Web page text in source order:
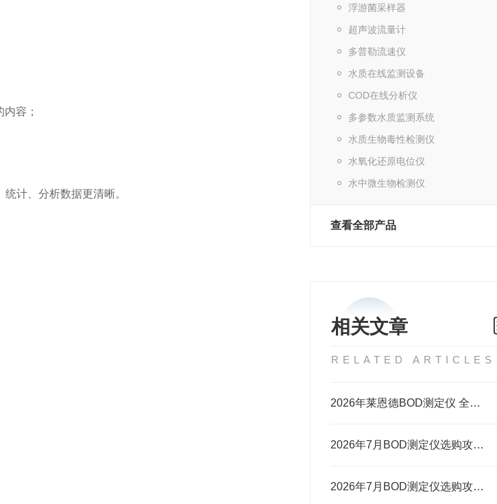
浮游菌采样器
超声波流量计
多普勒流速仪
水质在线监测设备
COD在线分析仪
多参数水质监测系统
水质生物毒性检测仪
水氧化还原电位仪
水中微生物检测仪
查看全部产品
相关文章
RELATED ARTICLES
2026年莱恩德BOD测定仪 全系列选购深度评测
2026年7月BOD测定仪选购攻略 莱恩德与进口品牌对标测评
2026年7月BOD测定仪选购攻略：莱恩德与国际品牌对标
容；
计、分析数据更清晰。